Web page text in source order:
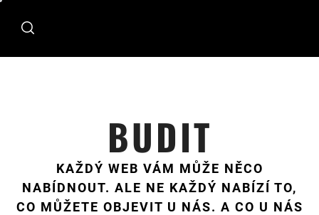
BUDIT
KAŽDÝ WEB VÁM MŮŽE NĚCO
NABÍDNOUT. ALE NE KAŽDÝ NABÍZÍ TO,
CO MŮŽETE OBJEVIT U NÁS. A CO U NÁS